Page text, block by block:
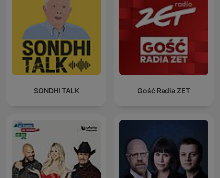
SONDHI TALK Gość Radia ZET